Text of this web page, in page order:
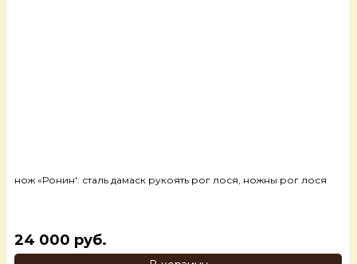
нож «Ронин': сталь дамаск рукоять рог лося, ножны рог лося
24 000 руб.